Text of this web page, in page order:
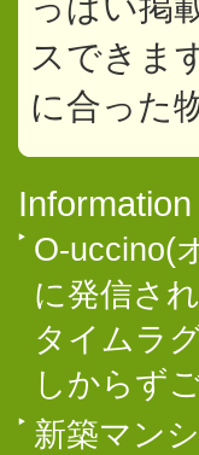
スできま
に合った
Information
O-uccino(
に発信さ
タイムラ
しからず
新築マン